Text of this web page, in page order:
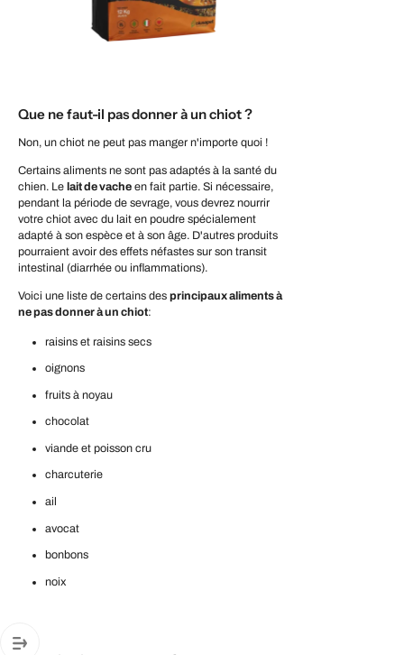
Que ne faut-il pas donner à un chiot ?
Non, un chiot ne peut pas manger n'importe quoi !
Certains aliments ne sont pas adaptés à la santé du
chien. Le lait de vache en fait partie. Si nécessaire,
pendant la période de sevrage, vous devrez nourrir
votre chiot avec du lait en poudre spécialement
adapté à son espèce et à son âge. D'autres produits
pourraient avoir des effets néfastes sur son transit
intestinal (diarrhée ou inflammations).
Voici une liste de certains des principaux aliments à
ne pas donner à un chiot:
raisins et raisins secs
oignons
fruits à noyau
chocolat
viande et poisson cru
charcuterie
ail
avocat
bonbons
noix